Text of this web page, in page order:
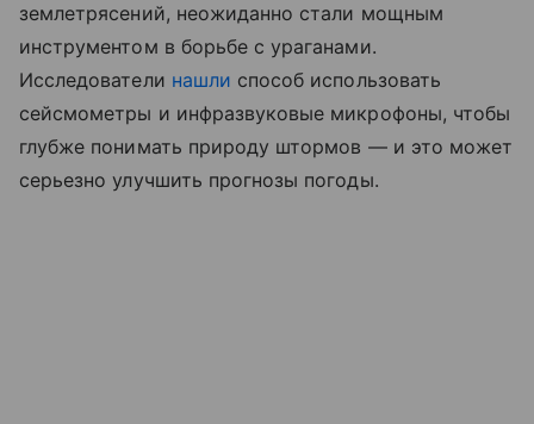
землетрясений, неожиданно стали мощным
инструментом в борьбе с ураганами.
Исследователи нашли способ использовать
сейсмометры и инфразвуковые микрофоны, чтобы
глубже понимать природу штормов — и это может
серьезно улучшить прогнозы погоды.